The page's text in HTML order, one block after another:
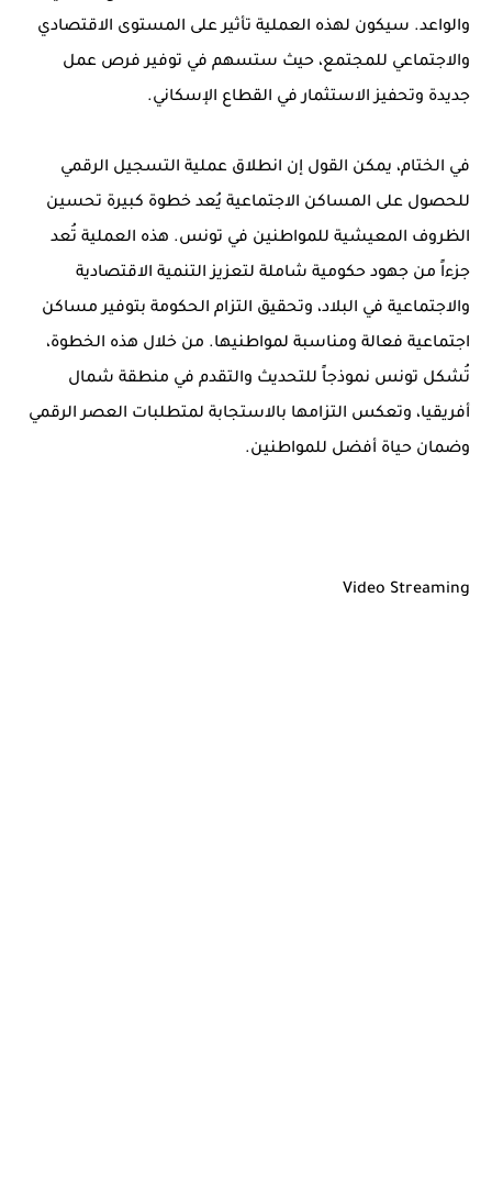
والواعد. سيكون لهذه العملية تأثير على المستوى الاقتصادي
والاجتماعي للمجتمع، حيث ستسهم في توفير فرص عمل
جديدة وتحفيز الاستثمار في القطاع الإسكاني.
في الختام، يمكن القول إن انطلاق عملية التسجيل الرقمي
للحصول على المساكن الاجتماعية يُعد خطوة كبيرة تحسين
الظروف المعيشية للمواطنين في تونس. هذه العملية تُعد
جزءاً من جهود حكومية شاملة لتعزيز التنمية الاقتصادية
والاجتماعية في البلاد، وتحقيق التزام الحكومة بتوفير مساكن
اجتماعية فعالة ومناسبة لمواطنيها. من خلال هذه الخطوة،
تُشكل تونس نموذجاً للتحديث والتقدم في منطقة شمال
أفريقيا، وتعكس التزامها بالاستجابة لمتطلبات العصر الرقمي
وضمان حياة أفضل للمواطنين.
Video Streaming